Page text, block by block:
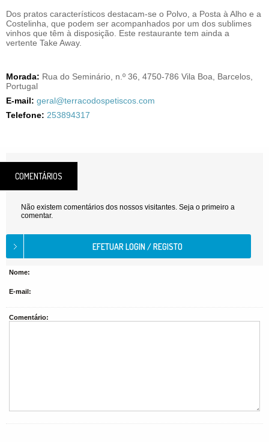
Dos pratos característicos destacam-se o Polvo, a Posta à Alho e a
Costelinha, que podem ser acompanhados por um dos sublimes
vinhos que têm à disposição. Este restaurante tem ainda a
vertente Take Away.
Morada: Rua do Seminário, n.º 36, 4750-786 Vila Boa, Barcelos,
Portugal
E-mail: geral@terracodospetiscos.com
Telefone: 253894317
COMENTÁRIOS
Não existem comentários dos nossos visitantes. Seja o primeiro a
comentar.
Nome:
E-mail:
Comentário: